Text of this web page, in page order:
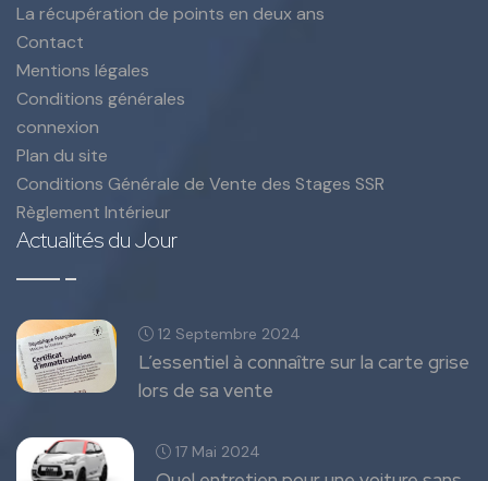
La récupération de points en deux ans
Contact
Mentions légales
Conditions générales
connexion
Plan du site
Conditions Générale de Vente des Stages SSR
Règlement Intérieur
Actualités du Jour
12 Septembre 2024
L’essentiel à connaître sur la carte grise
lors de sa vente
17 Mai 2024